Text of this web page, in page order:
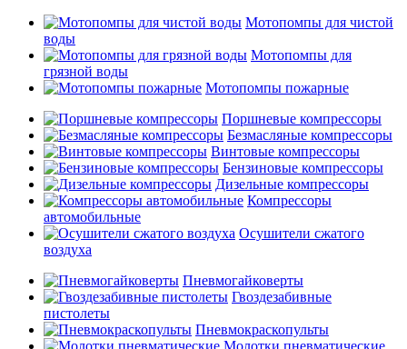
Мотопомпы для чистой
воды
Мотопомпы для
грязной воды
Мотопомпы пожарные
Поршневые компрессоры
Безмасляные компрессоры
Винтовые компрессоры
Бензиновые компрессоры
Дизельные компрессоры
Компрессоры
автомобильные
Осушители сжатого
воздуха
Пневмогайковерты
Гвоздезабивные
пистолеты
Пневмокраскопульты
Молотки пневматические